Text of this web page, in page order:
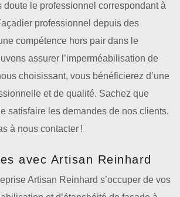
doute le professionnel correspondant à
professionnel depuis des
compétence hors pair dans le
assurer l’imperméabilisation de
choisissant, vous bénéficierez d’une
et de qualité. Sachez que
satisfaire les demandes de nos clients.
à nous contacter !
avec Artisan Reinhard
Artisan Reinhard s’occuper de vos